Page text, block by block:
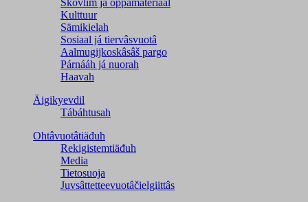
Škovlim já oppâmateriaal
Kulttuur
Sämikielah
Sosiaal já tiervâsvuotâ
Aalmugijkoskâsâš pargo
Párnááh já nuorah
Haavah
Äigikyevdil
Tábáhtusah
Ohtâvuotâtiäđuh
Rekigistemtiäđuh
Media
Tietosuoja
Juvsâttetteevuotâčielgiittâs